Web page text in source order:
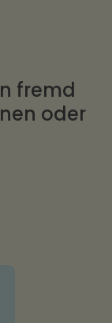
fremd
oder